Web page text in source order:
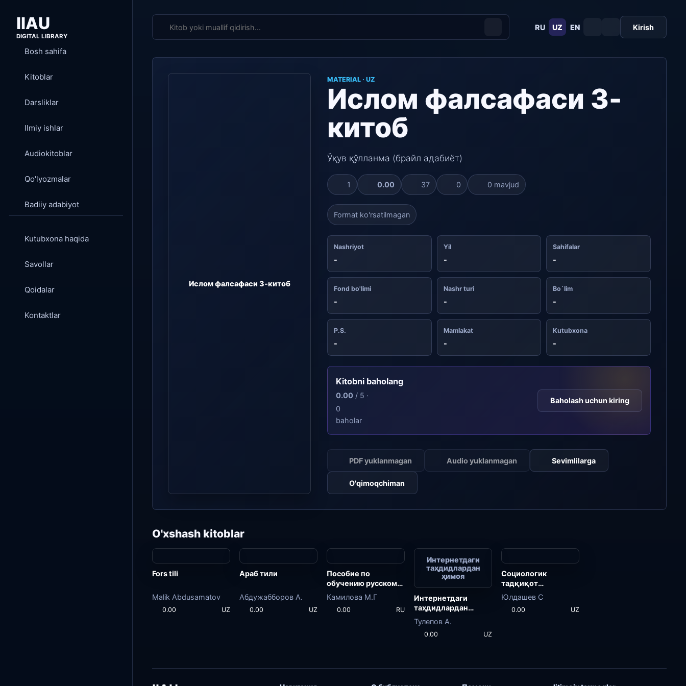
IIAU
DIGITAL LIBRARY
Bosh sahifa
Kitoblar
Darsliklar
Ilmiy ishlar
Audiokitoblar
Qo'lyozmalar
Badiiy adabiyot
Kutubxona haqida
Savollar
Qoidalar
Kontaktlar
RU UZ EN Kirish
Ислом фалсафаси 3-китоб
MATERIAL · UZ
Ислом фалсафаси 3-
китоб
Ўқув қўлланма (брайл адабиёт)
1 0.00 37 0 0 mavjud
Format ko'rsatilmagan
Nashriyot
-
Yil
-
Sahifalar
-
Fond bo'limi
-
Nashr turi
-
Bo`lim
-
P.S.
-
Mamlakat
-
Kutubxona
-
Kitobni baholang
0.00 / 5 ·
0
baholar
Baholash uchun kiring
PDF yuklanmagan Audio yuklanmagan Sevimlilarga
O'qimoqchiman
O'xshash kitoblar
Fors tili
Malik Abdusamatov
0.00 UZ
Араб тили
Абдужабборов А.
0.00 UZ
Пособие по
обучению русскому
языку
Камилова М.Г
0.00 RU
Интернетдаги
таҳдидлардан
ҳимоя
Интернетдаги
таҳдидлардан
ҳимоя
Тулепов А.
0.00 UZ
Социологик
тадқиқот
методологияси
Юлдашев С
0.00 UZ